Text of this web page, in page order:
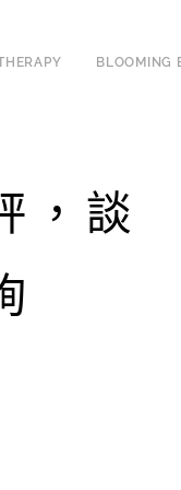
BLOOMING
，談